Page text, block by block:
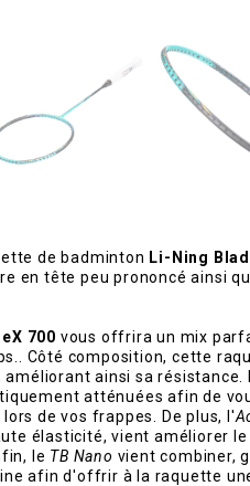
de badminton Li-Ning
en tête peu prononcé ainsi
700 vous offrira un mix
Côté composition, cette
améliorant ainsi sa résistance.
atténuées afin de
de vos frappes. De plus, l'
élasticité, vient améliorer le
le TB Nano vient combiner,
afin d'offrir à la raquette